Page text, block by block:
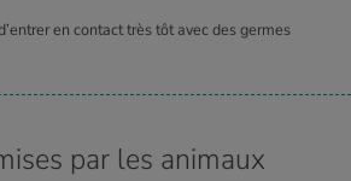
en contact très tôt avec des germes
par les animaux